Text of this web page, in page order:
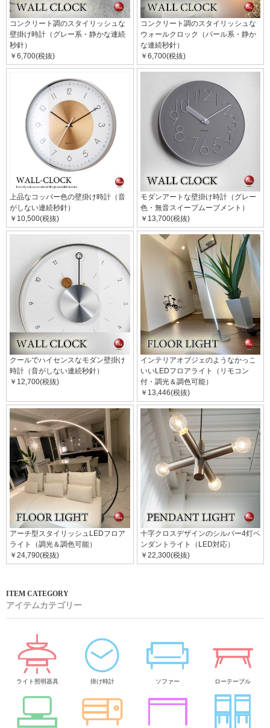
コンクリート調のスタイリッシュな
壁掛け時計（グレー系・静かな連続
秒針）
￥6,700(税抜)
コンクリート調のスタイリッシュな
ウォールクロック（パール系・静か
な連続秒針）
￥6,700(税抜)
上品なコッパー色の壁掛け時計（音
がしない連続秒針）
￥10,500(税抜)
モダンアートな壁掛け時計（グレー
色・無音スイープムーブメント）
￥13,700(税抜)
クールでハイセンスなモダン壁掛け
時計（音がしない連続秒針）
￥12,700(税抜)
インテリアオブジェのようなかっこ
いいLEDフロアライト（リモコン
付・調光＆調色可能）
￥13,446(税抜)
アーチ型スタイリッシュLEDフロア
ライト（調光＆調色可能）
￥24,790(税抜)
十字クロスデザインのシルバー4灯ペ
ンダントライト（LED対応）
￥22,300(税抜)
アイテムカテゴリー
ライト照明器具 掛け時計 ソファー ローテーブル